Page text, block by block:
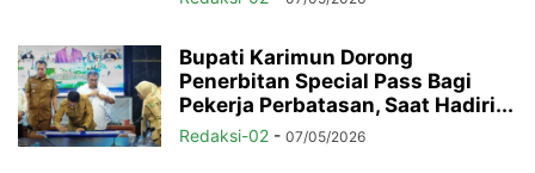
Bupati Karimun Dorong
Penerbitan Special Pass Bagi
Pekerja Perbatasan, Saat Hadiri...
Redaksi-02 - 07/05/2026